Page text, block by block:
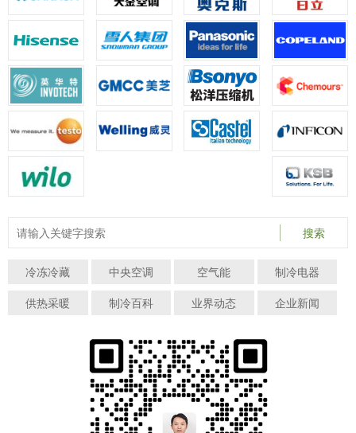
搜索
冷冻冷藏 中央空调 空气能
制冷电器
供热采暖
制冷百科 业界动态 企业新闻